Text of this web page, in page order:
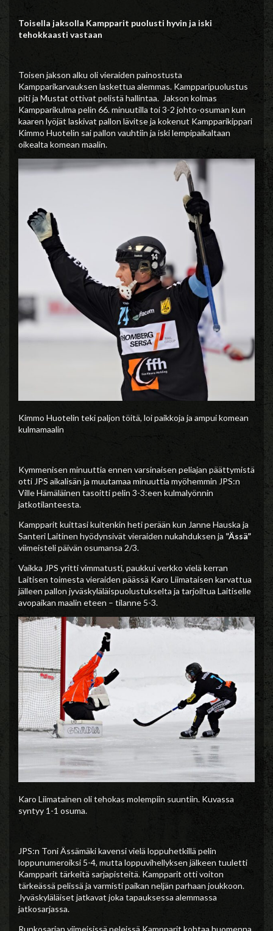
Toisella jaksolla Kampparit puolusti hyvin ja iski
tehokkaasti vastaan
Toisen jakson alku oli vieraiden painostusta
Kampparikarvauksen laskettua alemmas. Kampparipuolustus
piti ja Mustat ottivat pelistä hallintaa. Jakson kolmas
Kampparikulma pelin 66. minuutilla toi 3-2 johto-osuman kun
kaaren lyöjät laskivat pallon lävitse ja kokenut Kampparikippari
Kimmo Huotelin sai pallon vauhtiin ja iski lempipaikaltaan
oikealta komean maalin.
Kimmo Huotelin teki paljon töitä, loi paikkoja ja ampui komean
kulmamaalin
Kymmenisen minuuttia ennen varsinaisen peliajan päättymistä
otti JPS aikalisän ja muutamaa minuuttia myöhemmin JPS:n
Ville Hämäläinen tasoitti pelin 3-3:een kulmalyönnin
jatkotilanteesta.
Kampparit kuittasi kuitenkin heti perään kun Janne Hauska ja
Santeri Laitinen hyödynsivät vieraiden nukahduksen ja ”Ässä”
viimeisteli päivän osumansa 2/3.
Vaikka JPS yritti vimmatusti, paukkui verkko vielä kerran
Laitisen toimesta vieraiden päässä Karo Liimataisen karvattua
jälleen pallon jyväskyläläispuolustukselta ja tarjoiltua Laitiselle
avopaikan maalin eteen – tilanne 5-3.
Karo Liimatainen oli tehokas molempiin suuntiin. Kuvassa
syntyy 1-1 osuma.
JPS:n Toni Ässämäki kavensi vielä loppuhetkillä pelin
loppunumeroiksi 5-4, mutta loppuvihellyksen jälkeen tuuletti
Kampparit tärkeitä sarjapisteitä. Kampparit otti voiton
tärkeässä pelissä ja varmisti paikan neljän parhaan joukkoon.
Jyväskyläläiset jatkavat joka tapauksessa alemmassa
jatkosarjassa.